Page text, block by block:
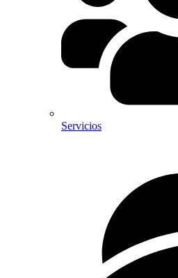
Servicios